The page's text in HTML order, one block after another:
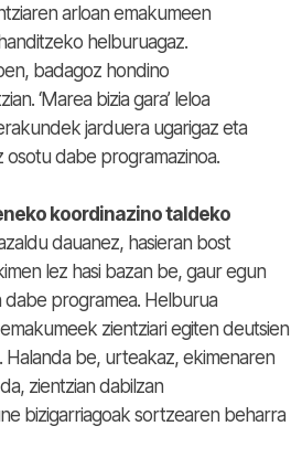
arloan emakumeen
helburuagaz.
badagoz hondino
‘Marea bizia gara’ leloa
jarduera ugarigaz eta
dabe programazinoa.
koordinazino taldeko
dauanez, hasieran bost
lez hasi bazan be, gaur egun
programea. Helburua
zientziari egiten deutsien
Halanda be, urteakaz, ekimenaren
zientzian dabilzan
bizigarriagoak sortzearen beharra